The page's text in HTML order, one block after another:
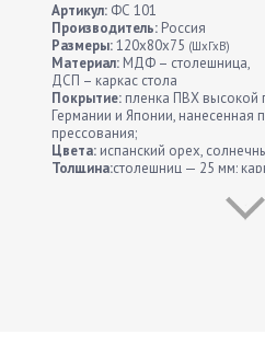
Артикул: ФС 101
Производитель: Россия
Размеры:120x80x75 (ШхГхВ)
Материал: МДФ – столешница,
ДСП – каркас стола
Покрытие: пленка ПВХ высокой
Германии и Японии, нанесенная
прессования;
Цвета: испанский орех,
Толщина:столешниц — 25 мм;
имеет регулировочные опоры; в
эргономичных столов есть